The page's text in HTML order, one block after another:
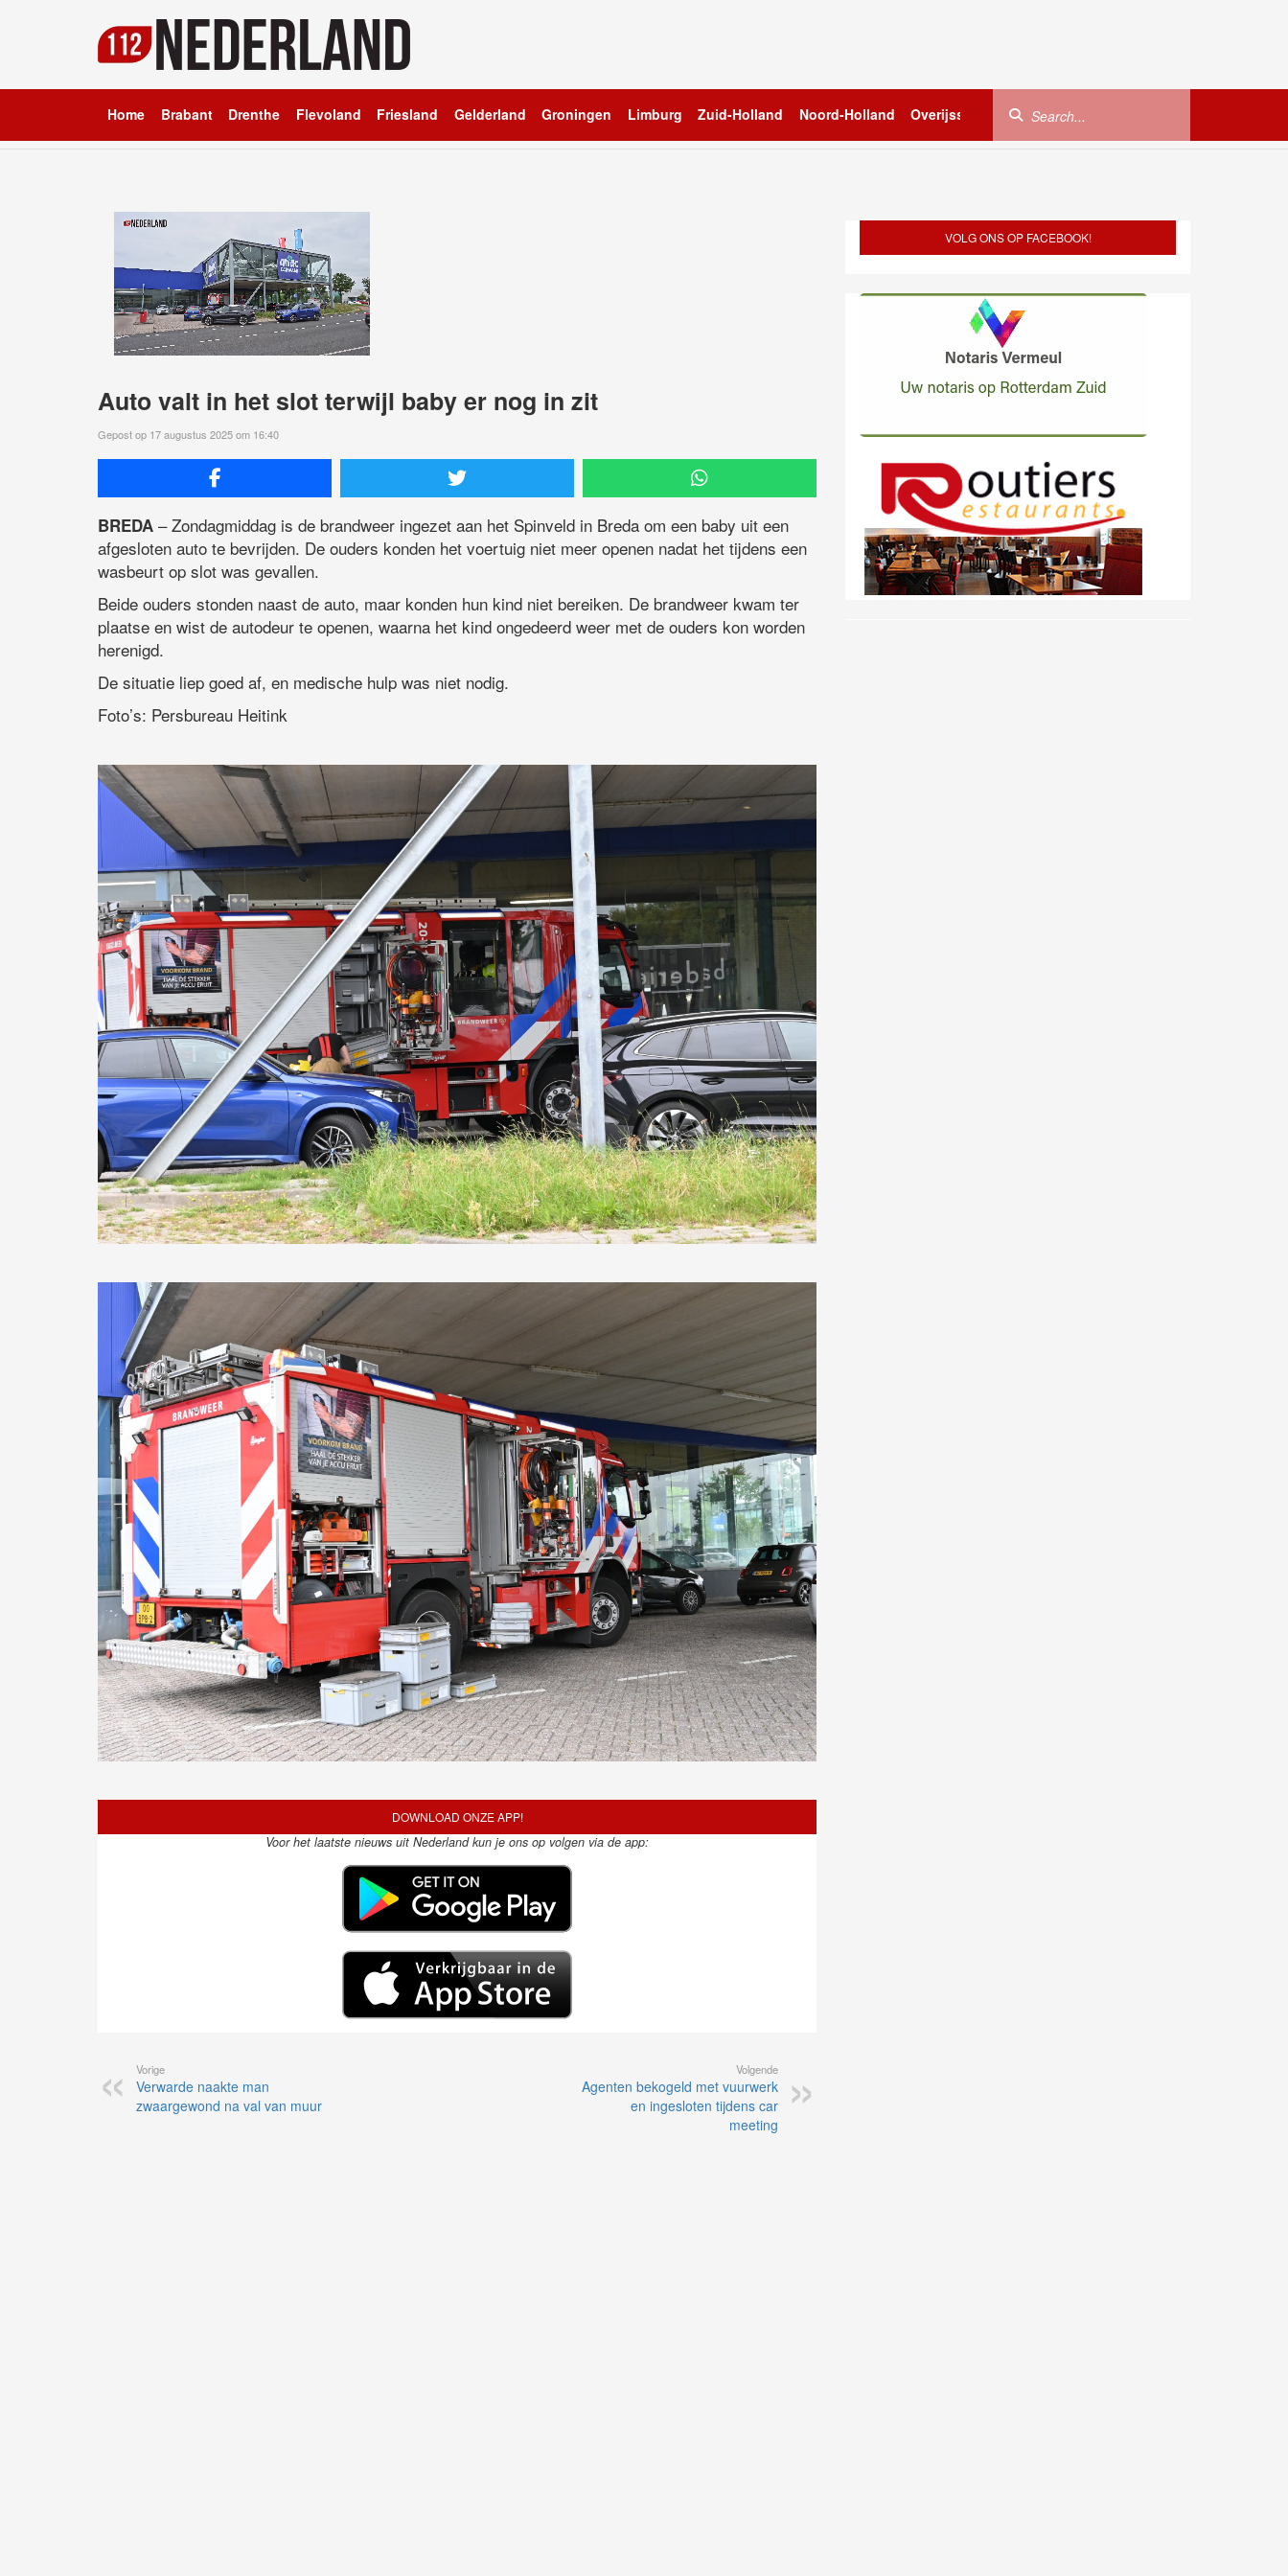
Home Brabant Drenthe Flevoland Friesland Gelderland Groningen Limburg Zuid-Holland Noord-Holland Overijssel Utrecht Zeeland
Auto valt in het slot terwijl baby er nog in zit
Gepost op 17 augustus 2025 om 16:40
BREDA – Zondagmiddag is de brandweer ingezet aan het Spinveld in Breda om een baby uit een
afgesloten auto te bevrijden. De ouders konden het voertuig niet meer openen nadat het tijdens een
wasbeurt op slot was gevallen.
Beide ouders stonden naast de auto, maar konden hun kind niet bereiken. De brandweer kwam ter
plaatse en wist de autodeur te openen, waarna het kind ongedeerd weer met de ouders kon worden
herenigd.
De situatie liep goed af, en medische hulp was niet nodig.
Foto’s: Persbureau Heitink
DOWNLOAD ONZE APP!
Voor het laatste nieuws uit Nederland kun je ons op volgen via de app:
Vorige
Verwarde naakte man
zwaargewond na val van muur
Volgende
Agenten bekogeld met vuurwerk
en ingesloten tijdens car
meeting
VOLG ONS OP FACEBOOK!